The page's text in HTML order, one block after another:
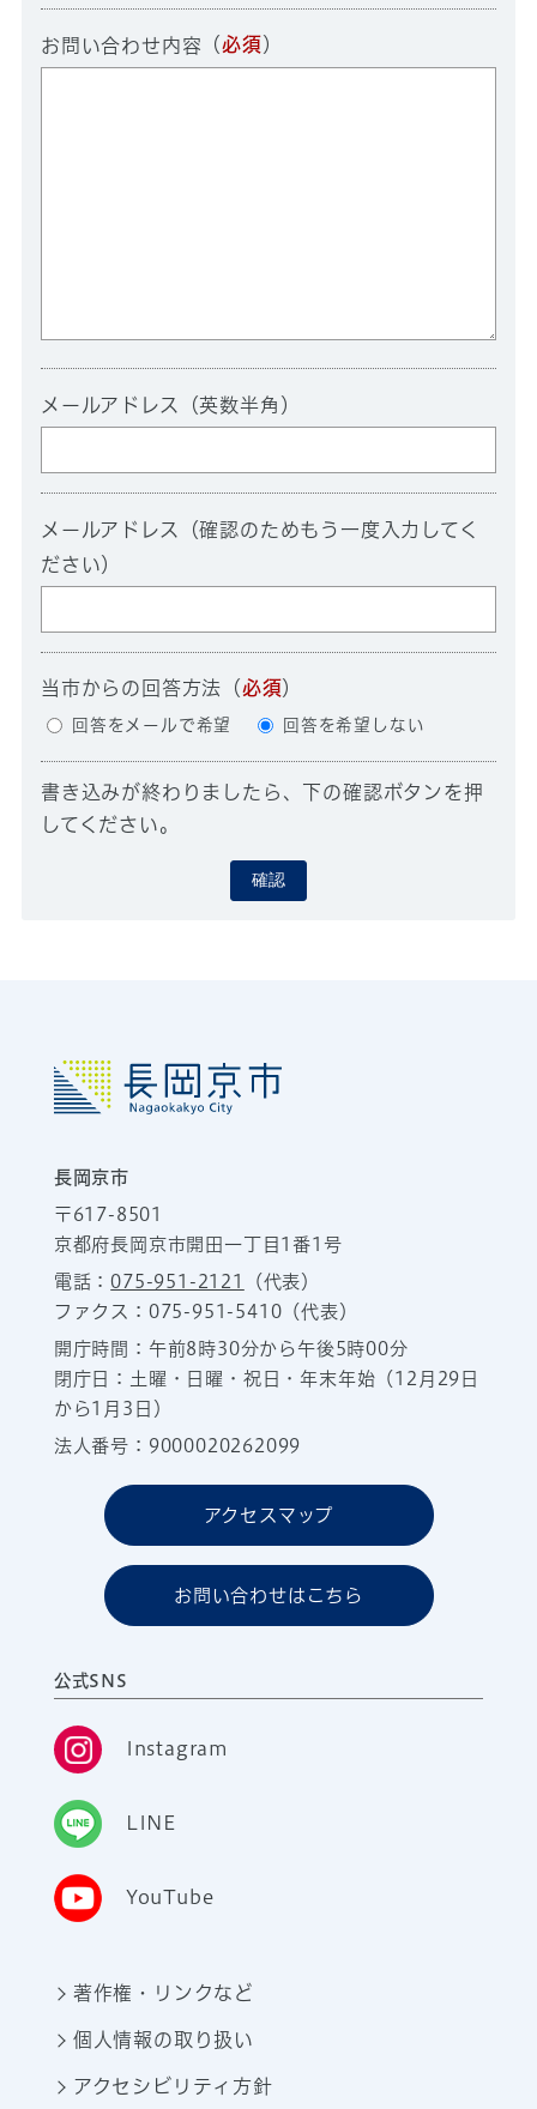
お問い合わせ内容 （必須 ）
メールアドレス（英数半角）
メールアドレス（確認のためもう一度入力してく
ださい）
当市からの回答方法 （必須）
回答をメールで希望 回答を希望しない
書き込みが終わりましたら、下の確認ボタンを押
してください。
確認
長岡京市
〒617-8501
京都府長岡京市開田一丁目1番1号
電話：075-951-2121
（代表）
ファクス：075-951-5410（代表）
開庁時間：午前8時30分から午後5時00分
閉庁日：土曜・日曜・祝日・年末年始（12月29日
から1月3日）
法人番号：9000020262099
アクセスマップ
お問い合わせはこちら
公式SNS
Instagram
LINE
YouTube
著作権・リンクなど
個人情報の取り扱い
アクセシビリティ方針